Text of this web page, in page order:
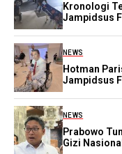
Kronologi
Jampidsus
NEWS
Hotman
Jampidsus
NEWS
Prabowo
Gizi Nasional